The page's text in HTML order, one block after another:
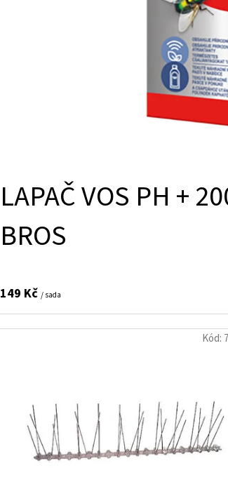
LAPAČ VOS PH +
BROS
149 Kč / sada
Kód: